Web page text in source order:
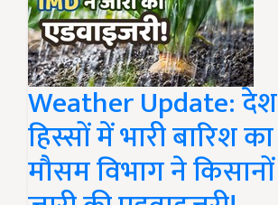
Weather Update:
हिस्सों में भारी बारिश
मौसम विभाग ने